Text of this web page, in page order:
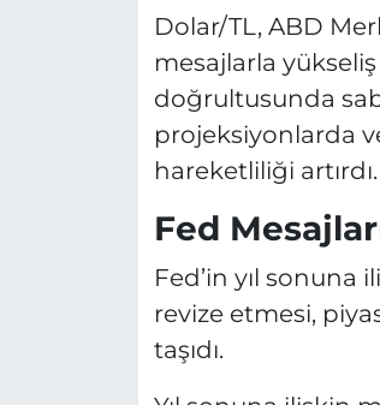
Dolar/TL, ABD
mesajlarla
doğrultusunda
projeksiyonlarda
hareketliliği artırdı.
Fed
Fed’in yıl
revize etmesi,
taşıdı.